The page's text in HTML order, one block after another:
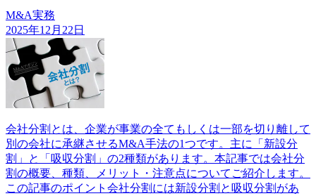
M&A実務
2025年12月22日
会社分割とは、企業が事業の全てもしくは一部を切り離して
別の会社に承継させるM&A手法の1つです。主に「新設分
割」と「吸収分割」の2種類があります。本記事では会社分
割の概要、種類、メリット・注意点についてご紹介します。
この記事のポイント会社分割には新設分割と吸収分割があ